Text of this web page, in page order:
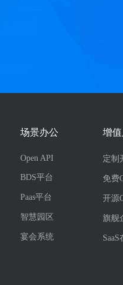
场景办公
Open API
BDS平台
Paas平台
智慧园区
宴会系统
增
定制
免费
开源
旗舰